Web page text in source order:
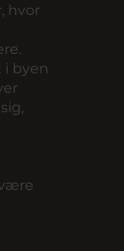
hvor
i byen